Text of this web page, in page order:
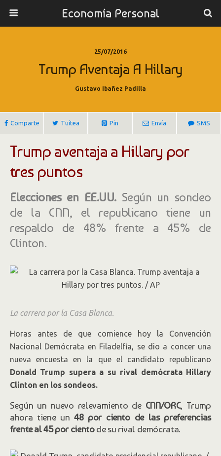
Economía Personal
25/07/2016
Trump Aventaja A Hillary
Gustavo Ibañez Padilla
Comparte Tuitea Pin Envía SMS
Trump aventaja a Hillary por
tres puntos
Elecciones en EE.UU. Según un sondeo
de la CNN, el republicano tiene un
respaldo de 48% frente a 45% de
Clinton.
La carrera por la Casa Blanca.
Horas antes de que comience hoy la Convención
Nacional Demócrata en Filadelfia, se dio a concer una
nueva encuesta en la que el candidato republicano
Donald Trump supera a su rival demócrata Hillary
Clinton en los sondeos.
Según un nuevo relevamiento de CNN/ORC, Trump
ahora tiene un48 por ciento de las preferencias
frente al 45 por cientode su rival demócrata.